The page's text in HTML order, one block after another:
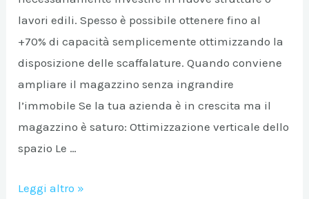
lavori edili. Spesso è possibile ottenere fino al
+70% di capacità semplicemente ottimizzando la
disposizione delle scaffalature. Quando conviene
ampliare il magazzino senza ingrandire
l’immobile Se la tua azienda è in crescita ma il
magazzino è saturo: Ottimizzazione verticale dello
spazio Le …
Ampliare
Leggi altro »